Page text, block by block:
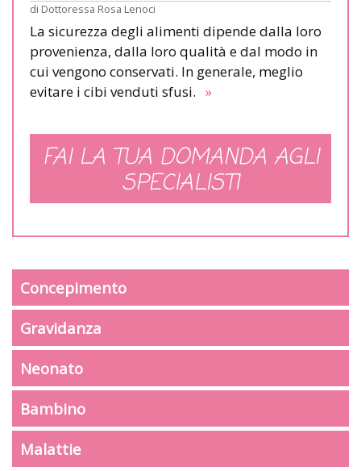
di Dottoressa Rosa Lenoci
La sicurezza degli alimenti dipende dalla loro
provenienza, dalla loro qualità e dal modo in
cui vengono conservati. In generale, meglio
evitare i cibi venduti sfusi. »
FAI LA TUA DOMANDA AGLI
SPECIALISTI
Concepimento
Gravidanza
Neonato
Bambino
Malattie